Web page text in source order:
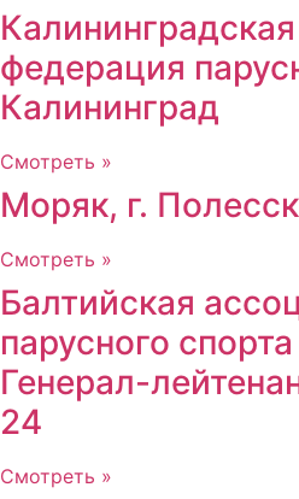
федерация
Калининград
Смотреть »
Моряк, г. Полесск
Смотреть »
Балтийская
парусного
Генерал-
24
Смотреть »